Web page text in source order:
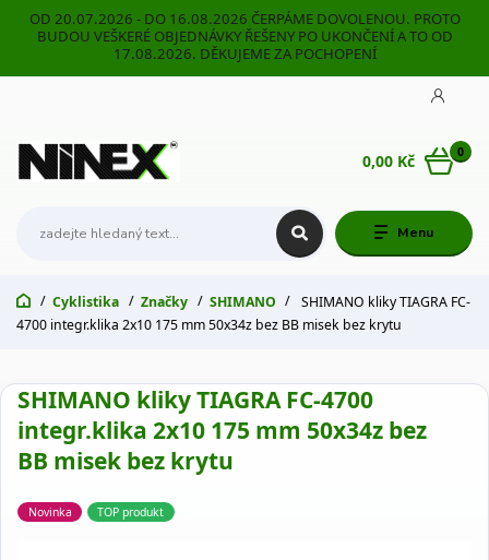
OD 20.07.2026 - DO 16.08.2026 ČERPÁME DOVOLENOU. PROTO
BUDOU VEŠKERÉ OBJEDNÁVKY ŘEŠENY PO UKONČENÍ A TO OD
17.08.2026. DĚKUJEME ZA POCHOPENÍ
Menu
0
0,00 Kč
Cyklistika Značky SHIMANO
SHIMANO kliky TIAGRA FC-
4700 integr.klika 2x10 175 mm 50x34z bez BB misek bez krytu
SHIMANO kliky TIAGRA FC-4700
integr.klika 2x10 175 mm 50x34z bez
BB misek bez krytu
Novinka TOP produkt